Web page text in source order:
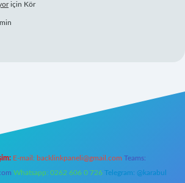
için Kör
E-mail: backlinkpaneli@gmail.com Teams:
Whatsapp: 0262 606 0 726 Telegram: @karabul